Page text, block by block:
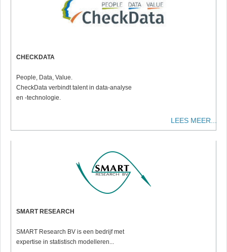
CHECKDATA
People, Data, Value.
CheckData verbindt talent in data-analyse
en -technologie.
LEES MEER...
SMART RESEARCH
SMART Research BV is een bedrijf met
expertise in statistisch modelleren...